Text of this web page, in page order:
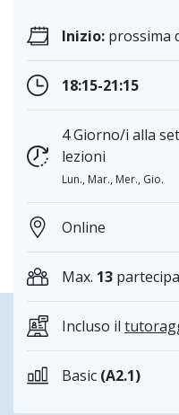
Inizio: prossima
18:15-21:15
4 Giorno/i alla
lezioni
Lun., Mar., Mer., Gio.
Online
Max. 13
Incluso il
Basic (A2.1)